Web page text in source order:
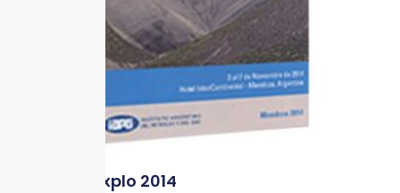
DVD Conexplo 2014